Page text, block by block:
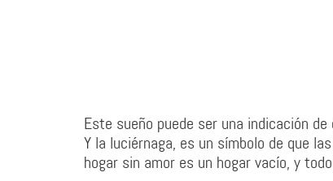
Este sueño puede ser una indicación
Y la luciérnaga, es un símbolo de que
hogar sin amor es un hogar vacío, y